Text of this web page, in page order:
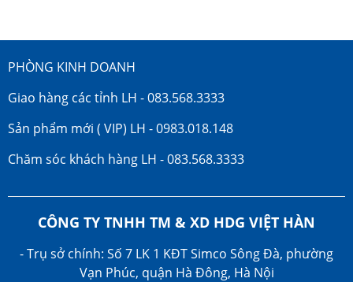
PHÒNG KINH DOANH
Giao hàng các tỉnh LH - 083.568.3333
Sản phẩm mới ( VIP) LH - 0983.018.148
Chăm sóc khách hàng LH - 083.568.3333
CÔNG TY TNHH TM & XD HDG VIỆT HÀN
- Trụ sở chính: Số 7 LK 1 KĐT Simco Sông Đà, phường
Vạn Phúc, quận Hà Đông, Hà Nội